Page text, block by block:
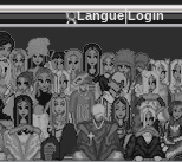
Langue Login